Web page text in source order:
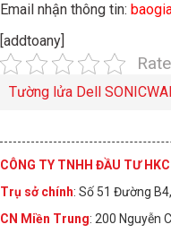
Email nhận thông tin:
[addtoany]
Tường lửa Dell
CÔNG TY TNHH ĐẦU TƯ HKC
Trụ sở chính: Số 51 Đường
CN Miền Trung: 200 Nguyễn